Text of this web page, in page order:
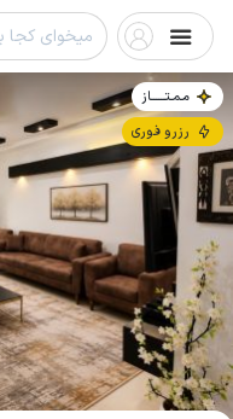
مـمـتــــــاز
رزرو فوری